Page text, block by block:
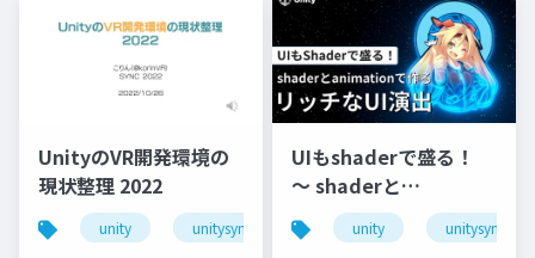
UnityのVR開発環境の
現状整理 2022
unity unitysync
UIもshaderで盛る！
〜 shaderと
animationで作るリッ
チなUI演出
unity unitysync